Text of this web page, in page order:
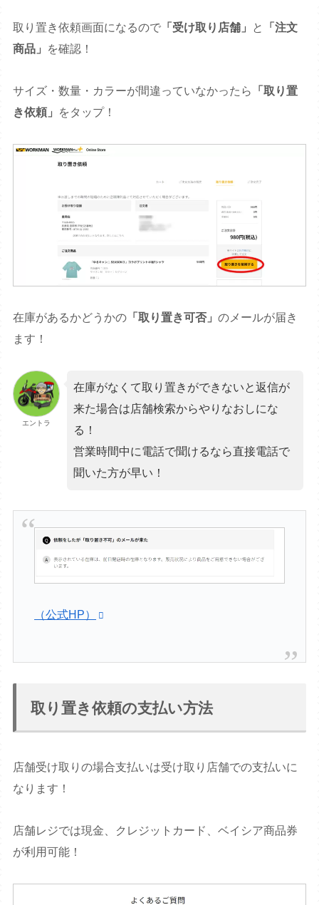
取り置き依頼画面になるので 「受け取り店舗」 と
「注文
商品」
を確認！
サイズ・数量・カラーが間違っていなかったら
「取り置
き依頼」
をタップ！
在庫があるかどうかの 「取り置き可否」のメールが届き
ます！
エントラ
在庫がなくて取り置きができないと返信が
来た場合は店舗検索からやりなおしにな
る！
営業時間中に電話で聞けるなら直接電話で
聞いた方が早い！
（公式HP）
取り置き依頼の支払い方法
店舗受け取りの場合支払いは受け取り店舗での支払いに
なります！
店舗レジでは現金、クレジットカード、ベイシア商品券
が利用可能！